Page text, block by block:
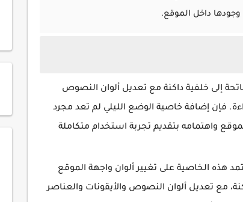
وجودها داخل الموقع.
إلى خلفية داكنة مع تعديل ألوان النصوص
فإن إضافة خاصية الوضع الليلي لم تعد مجرد
واهتمامه بتقديم تجربة استخدام متكاملة
هذه الخاصية على تغيير ألوان واجهة الموقع
مع تعديل ألوان النصوص والأيقونات والعناصر